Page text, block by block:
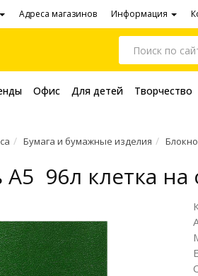
Адреса магазинов Информация
Офис Для детей Творчество
Бумага и бумажные изделия
A5 96л клетка